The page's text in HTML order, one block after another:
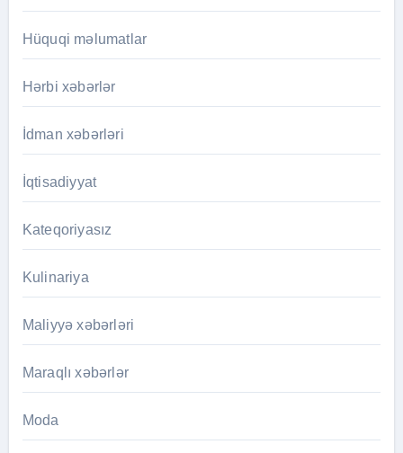
Hüquqi məlumatlar
Hərbi xəbərlər
İdman xəbərləri
İqtisadiyyat
Kateqoriyasız
Kulinariya
Maliyyə xəbərləri
Maraqlı xəbərlər
Moda